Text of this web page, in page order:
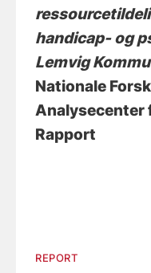
handicap- og
Lemvig
Nationale
Analysecenter
Rapport
REPORT